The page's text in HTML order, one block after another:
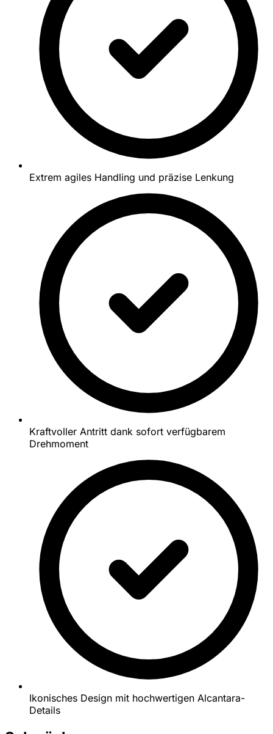
Extrem agiles Handling und präzise Lenkung
Kraftvoller Antritt dank sofort verfügbarem
Drehmoment
Ikonisches Design mit hochwertigen Alcantara-
Details